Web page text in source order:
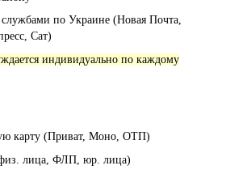
по Украине (Новая Почта,
Сат)
индивидуально по каждому
карту (Приват, Моно, ОТП)
лица, ФЛП, юр. лица)